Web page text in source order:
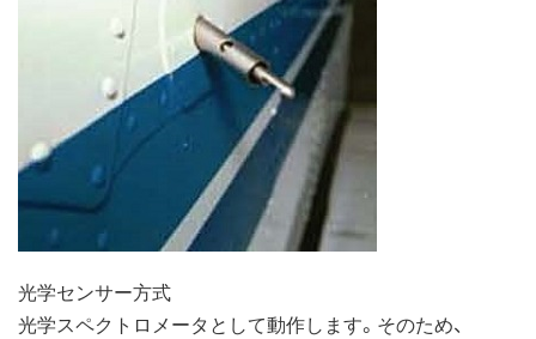
光学センサー方式
光学スペクトロメータとして動作します。そのため、